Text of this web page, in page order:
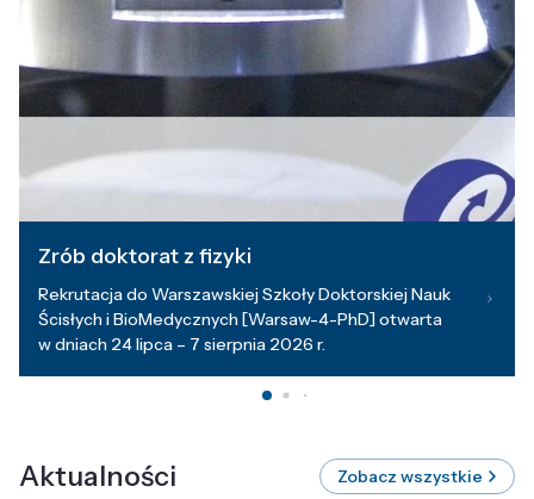
Zrób doktorat z fizyki
Rekrutacja do Warszawskiej Szkoły Doktorskiej Nauk
Ścisłych i BioMedycznych [Warsaw-4-PhD] otwarta
w dniach 24 lipca – 7 sierpnia 2026 r.
Aktualności Zobacz wszystkie